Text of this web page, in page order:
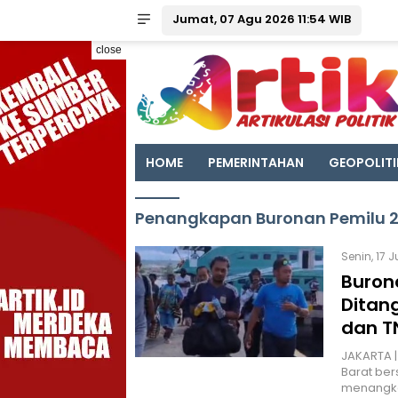
Jumat, 07 Agu 2026 11:54 WIB
close
HOME PEMERINTAHAN
Penangkapan Buronan Pemilu
Senin, 17
dan
Barat